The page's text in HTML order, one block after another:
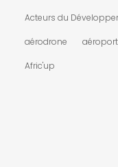
Acteurs du
aérodrone
Afric'up